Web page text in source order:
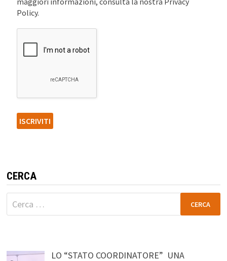
Policy.
CERCA
Ricerca
per:
LO “STATO COORDINATORE” UNA